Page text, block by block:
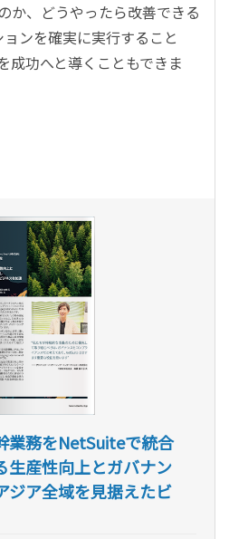
か、どうやったら改善できる
ンを確実に実行すること
成功へと導くこともできま
業務をNetSuiteで統合
生産性向上とガバナン
ジア全域を見据えたビ